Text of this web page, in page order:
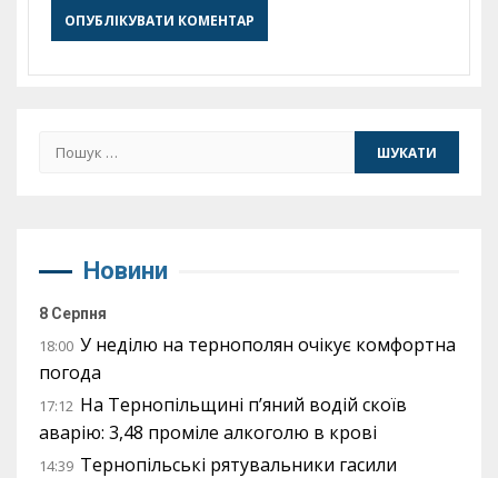
Пошук:
Новини
8 Серпня
18:00 У неділю на тернополян очікує комфортна
погода
17:12 На Тернопільщині п’яний водій скоїв
аварію: 3,48 проміле алкоголю в крові
14:39 Тернопільські рятувальники гасили